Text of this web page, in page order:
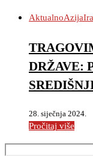
AktualnoAzija
DRŽAVE:
28. siječnja 2024.
Pročitaj više